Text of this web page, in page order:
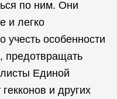
по ним. Они
и легко
особенности
предотвращать
Единой
и других